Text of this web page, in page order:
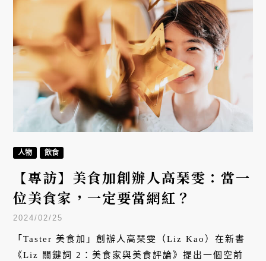
人物 飲食
【專訪】美食加創辦人高琹雯：當一
位美食家，一定要當網紅？
2024/02/25
「Taster 美食加」創辦人高琹雯（Liz Kao）在新書
《Liz 關鍵詞 2：美食家與美食評論》提出一個空前